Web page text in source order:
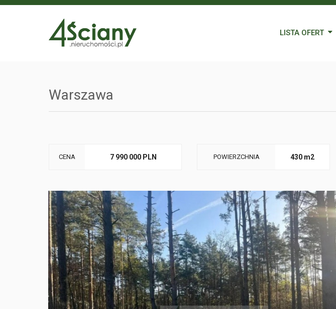
LISTA OFERT
Warszawa
CENA 7 990 000 PLN POWIERZCHNIA 430 m2